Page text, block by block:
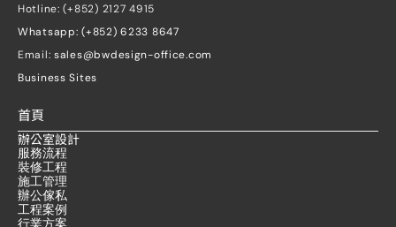
Hotline: (+852) 2127 4915
Whatsapp: (+852) 6233 8647
Email: sales@bwdesign-office.com
Business Sites
首頁
辦公室設計
服務流程
裝修工程
施工管理
辦公傢私
工程案例
行業方案